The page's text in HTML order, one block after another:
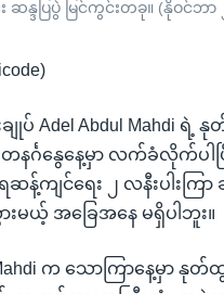
န္ဒပြပွဲ မြင်ကွင်းတခု။ (နိုဝင်ဘာ
ျုပ် Adel Abdul Mahdi
ဂနွေနေ့မှာ လက်ခံလိုက်ပါပြီ
န့်ကျင်ရေး ၂ လနီးပါးကြာ
ယ့် အခြေအနေ မရှိပါဘူး။
က သောကြာနေ့မှာ နုတ်